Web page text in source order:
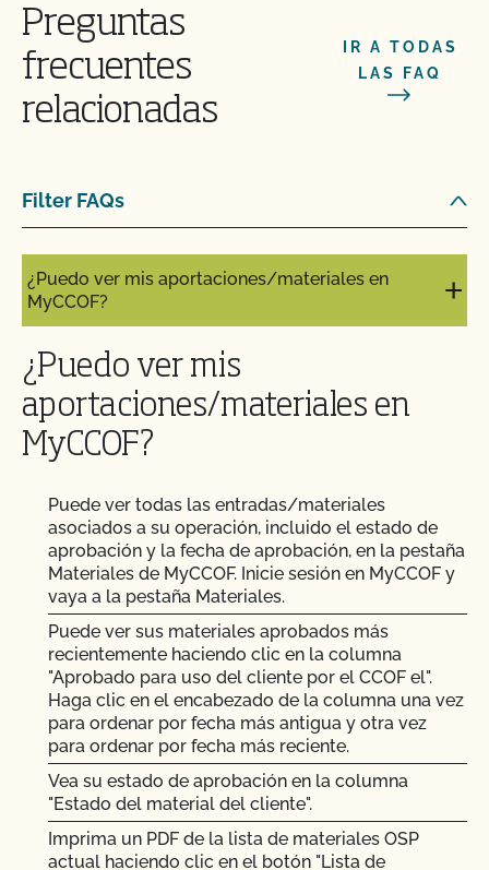
Preguntas
frecuentes
relacionadas
IR A TODAS
LAS FAQ
Filter FAQs
¿Puedo actualizar mi perfil en el directorio
¿Puedo ver mis aportaciones/materiales en
MyCCOF?
¿Puedo ver mis
aportaciones/materiales en
MyCCOF?
Puede ver todas las entradas/materiales
asociados a su operación, incluido el estado de
aprobación y la fecha de aprobación, en la pestaña
Materiales de MyCCOF. Inicie sesión en MyCCOF y
vaya a la pestaña Materiales.
Puede ver sus materiales aprobados más
recientemente haciendo clic en la columna
"Aprobado para uso del cliente por el CCOF el".
Haga clic en el encabezado de la columna una vez
para ordenar por fecha más antigua y otra vez
para ordenar por fecha más reciente.
Vea su estado de aprobación en la columna
"Estado del material del cliente".
Imprima un PDF de la lista de materiales OSP
actual haciendo clic en el botón "Lista de